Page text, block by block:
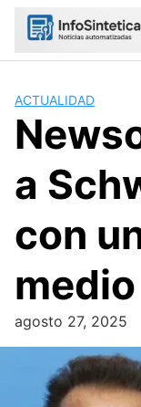
Skip
ACTUALIDAD
a
con
agosto 27, 2025